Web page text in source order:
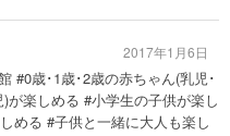
#0歳･1歳･2歳の赤ちゃん(乳児･
が楽しめる #小学生の子供が楽し
める #子供と一緒に大人も楽し
2017年1月6日